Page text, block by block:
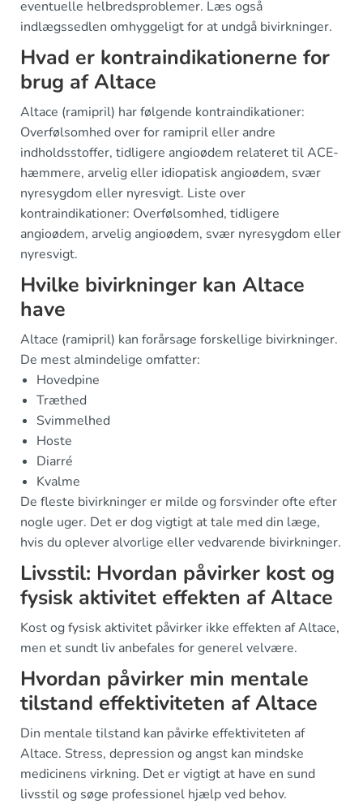
eventuelle helbredsproblemer. Læs også
indlægssedlen omhyggeligt for at undgå bivirkninger.
Hvad er kontraindikationerne for
brug af Altace
Altace (ramipril) har følgende kontraindikationer:
Overfølsomhed over for ramipril eller andre
indholdsstoffer, tidligere angioødem relateret til ACE-
hæmmere, arvelig eller idiopatisk angioødem, svær
nyresygdom eller nyresvigt. Liste over
kontraindikationer: Overfølsomhed, tidligere
angioødem, arvelig angioødem, svær nyresygdom eller
nyresvigt.
Hvilke bivirkninger kan Altace
have
Altace (ramipril) kan forårsage forskellige bivirkninger.
De mest almindelige omfatter:
Hovedpine
Træthed
Svimmelhed
Hoste
Diarré
Kvalme
De fleste bivirkninger er milde og forsvinder ofte efter
nogle uger. Det er dog vigtigt at tale med din læge,
hvis du oplever alvorlige eller vedvarende bivirkninger.
Livsstil: Hvordan påvirker kost og
fysisk aktivitet effekten af Altace
Kost og fysisk aktivitet påvirker ikke effekten af Altace,
men et sundt liv anbefales for generel velvære.
Hvordan påvirker min mentale
tilstand effektiviteten af Altace
Din mentale tilstand kan påvirke effektiviteten af
Altace. Stress, depression og angst kan mindske
medicinens virkning. Det er vigtigt at have en sund
livsstil og søge professionel hjælp ved behov.